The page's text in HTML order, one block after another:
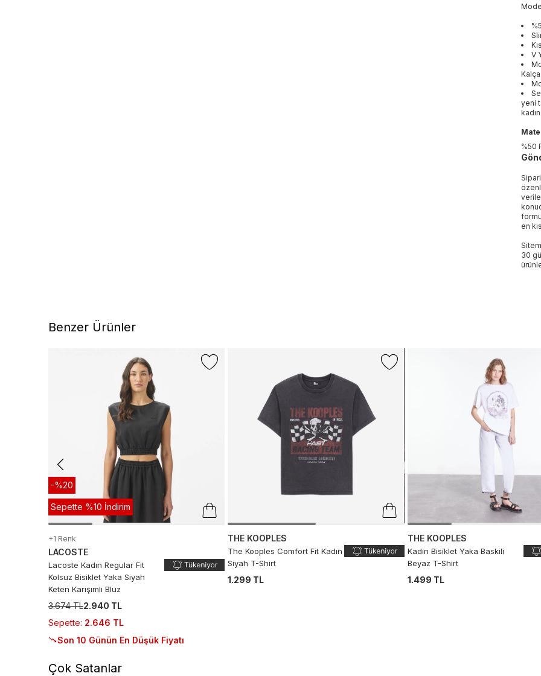
V
yeni
%50
en
30
Benzer Ürünler
-%20
Sepette %10 İndirim
+1 Renk
LACOSTE
Lacoste Kadın Regular Fit
Kolsuz Bisiklet Yaka Siyah
Keten Karışımlı Bluz
3.674 TL2.940 TL
Sepette: 2.646 TL
Son 10 Günün En Düşük Fiyatı
THE KOOPLES
The Kooples Comfort Fit Kadın
Siyah T-Shirt
1.299 TL
THE KOOPLES
Kadin Bisiklet Yaka Baskili
Beyaz T-Shirt
1.499 TL
Çok Satanlar